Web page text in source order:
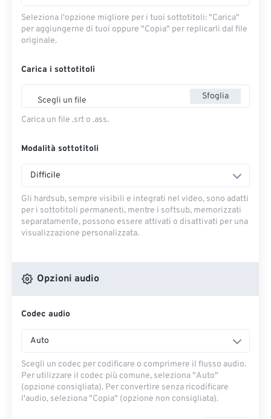
Seleziona l'opzione migliore per i tuoi sottotitoli: "Carica" ​​
per aggiungerne di tuoi oppure "Copia" per replicarli dal file
originale.
Carica i sottotitoli
Scegli un file Sfoglia
Carica un file .srt o .ass.
Modalità sottotitoli
Difficile
Gli hardsub, sempre visibili e integrati nel video, sono adatti
per i sottotitoli permanenti, mentre i softsub, memorizzati
separatamente, possono essere attivati ​​o disattivati ​​per una
visualizzazione personalizzata.
Opzioni audio
Codec audio
Auto
Scegli un codec per codificare o comprimere il flusso audio.
Per utilizzare il codec più comune, seleziona "Auto"
(opzione consigliata). Per convertire senza ricodificare
l'audio, seleziona "Copia" (opzione non consigliata).